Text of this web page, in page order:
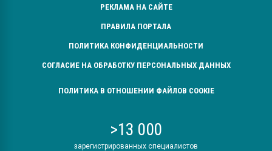
РЕКЛАМА НА САЙТЕ
ПРАВИЛА ПОРТАЛА
ПОЛИТИКА КОНФИДЕНЦИАЛЬНОСТИ
СОГЛАСИЕ НА ОБРАБОТКУ ПЕРСОНАЛЬНЫХ ДАННЫХ
ПОЛИТИКА В ОТНОШЕНИИ ФАЙЛОВ COOKIE
>13 000
зарегистрированных специалистов